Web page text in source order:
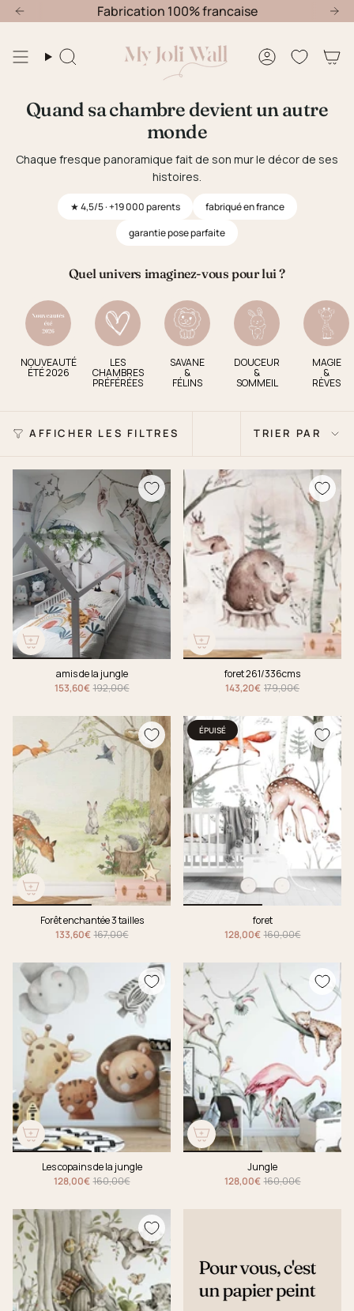
Passer
au
de
Fabrication 100% francaise
Recherche Compte
Quand sa chambre devient un autre
monde
Chaque fresque panoramique fait de son mur le décor de ses
histoires.
★ 4,5/5 · +19 000 parents
fabriqué en france
garantie pose parfaite
Quel univers imaginez-vous pour lui ?
NOUVEAUTÉ
ÉTÉ 2026
LES
CHAMBRES
PRÉFÉRÉES
SAVANE
&
FÉLINS
DOUCEUR
&
SOMMEIL
MAGIE
&
RÈVES
AFFICHER LES FILTRES
Trier
par
TRIER PAR
amis de la jungle
153,60€ 192,00€
foret 261/336cms
143,20€ 179,00€
Forêt enchantée 3 tailles
133,60€ 167,00€
ÉPUISÉ
foret
128,00€ 160,00€
Les copains de la jungle
128,00€ 160,00€
Jungle
128,00€ 160,00€